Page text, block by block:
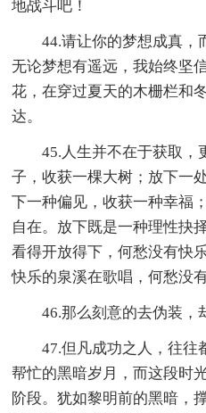
地战斗吧！
44.请让你的梦想成真，
无论梦想有遥远，我始终坚
花，在穿过夏天的木栅栏和
达。
45.人生并不在于获取，
子，收获一棵大树；放下一
下一种偏见，收获一种幸福
自在。放下既是一种理性抉
看得开放得下，何愁没有快
快乐的泉溪在歌唱，何愁没
46.那么刻意的去伪装，却
47.但凡成功之人，往往
帮忙的黑暗岁月，而这段时
阶段。犹如黎明前的黑暗，